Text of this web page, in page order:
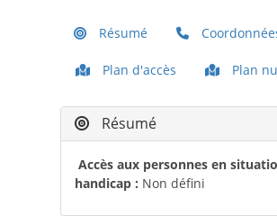
Résumé
Plan d'accès Plan
Résumé
Accès aux personnes en
handicap : Non défini